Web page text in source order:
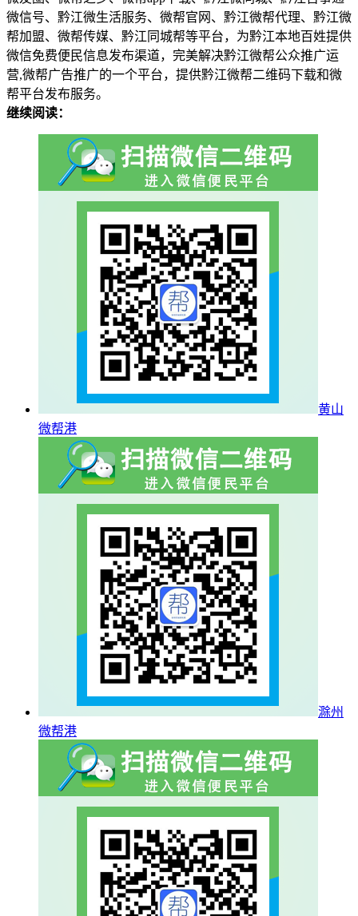
微信号、黔江微生活服务、微帮官网、黔江微帮代理、黔江微
帮加盟、微帮传媒、黔江同城帮等平台，为黔江本地百姓提供
微信免费便民信息发布渠道，完美解决黔江微帮公众推广运
营,微帮广告推广的一个平台，提供黔江微帮二维码下载和微
帮平台发布服务。
继续阅读：
黄山
微帮港
滁州
微帮港